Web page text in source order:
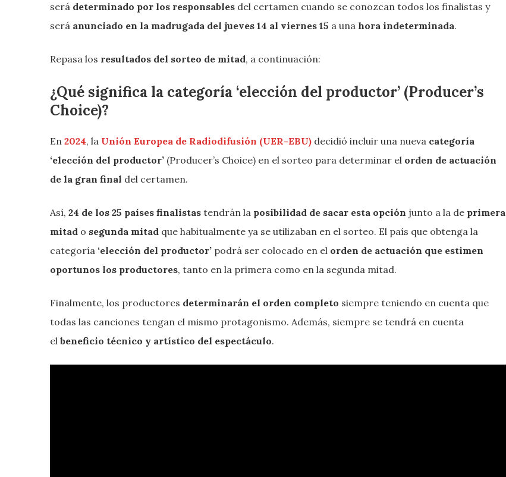
será determinado por los responsables del certamen cuando se conozcan todos los finalistas y
será anunciado en la madrugada del jueves 14 al viernes 15 a una hora indeterminada.
Repasa los resultados del sorteo de mitad, a continuación:
¿Qué significa la categoría ‘elección del productor’ (Producer’s
Choice)?
En 2024, la Unión Europea de Radiodifusión (UER-EBU) decidió incluir una nueva categoría
‘elección del productor’ (Producer’s Choice) en el sorteo para determinar el orden de actuación
de la gran final del certamen.
Así, 24 de los 25 países finalistas tendrán la posibilidad de sacar esta opción junto a la de primera
mitad o segunda mitad que habitualmente ya se utilizaban en el sorteo. El país que obtenga la
categoría ‘elección del productor’ podrá ser colocado en el orden de actuación que estimen
oportunos los productores, tanto en la primera como en la segunda mitad.
Finalmente, los productores determinarán el orden completo siempre teniendo en cuenta que
todas las canciones tengan el mismo protagonismo. Además, siempre se tendrá en cuenta
el beneficio técnico y artístico del espectáculo.